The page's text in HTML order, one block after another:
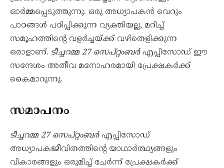
ഓർമ്മപ്പെടുത്തുന്നു. ഒരു അധ്യാപകൻ വെറും
പാഠങ്ങൾ പഠിപ്പിക്കുന്ന വ്യക്തിയല്ല, മറിച്ച്
സമൂഹത്തിന്റെ വളർച്ചയ്ക്ക് വഴിതെളിക്കുന്ന
ഒരാളാണ്. ടീച്ചറമ്മ 27 സെപ്റ്റംബർഎപ്പിസോഡ് ഈ
സന്ദേശം അതീവ മനോഹരമായി പ്രേക്ഷകർക്ക്
കൈമാറുന്നു.
സമാപനം
ടീച്ചറമ്മ 27 സെപ്റ്റംബർഎപ്പിസോഡ്
അധ്യാപകജീവിതത്തിന്റെ യാഥാർത്ഥ്യങ്ങളും
വികാരങ്ങളും ഒരുമിച്ച് ചേർന്ന് പ്രേക്ഷകർക്ക്